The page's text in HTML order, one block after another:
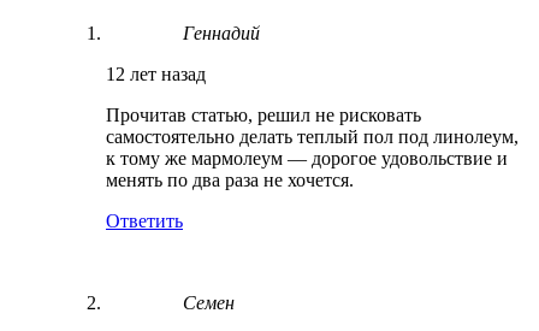
Геннадий
12 лет назад
Прочитав статью, решил не рисковать
самостоятельно делать теплый пол под линолеум,
к тому же мармолеум — дорогое удовольствие и
менять по два раза не хочется.
Ответить
Семен